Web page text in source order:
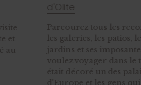
Parcourez tous les recoins du
les galeries, les patios, les
jardins et ses imposantes tours.
voulez voyager dans le temps
était décoré un des palais les
d'Europe et les gens qui y